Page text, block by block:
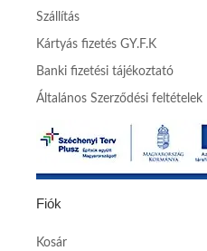
Szállítás
Kártyás fizetés GY.F.K
Banki fizetési tájékoztató
Általános Szerződési feltételek
Fiók
Kosár